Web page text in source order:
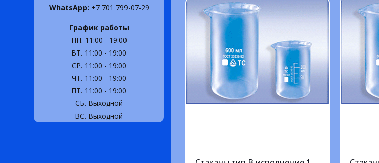
WhatsApp: +7 701 799-07-29
График работы
ПН. 11:00 - 19:00
ВТ. 11:00 - 19:00
СР. 11:00 - 19:00
ЧТ. 11:00 - 19:00
ПТ. 11:00 - 19:00
СБ. Выходной
ВС. Выходной